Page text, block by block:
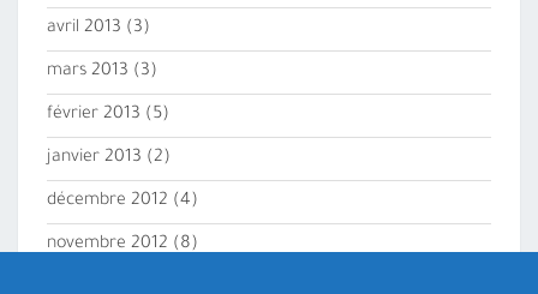
avril 2013 (3)
mars 2013 (3)
février 2013 (5)
janvier 2013 (2)
décembre 2012 (4)
novembre 2012 (8)